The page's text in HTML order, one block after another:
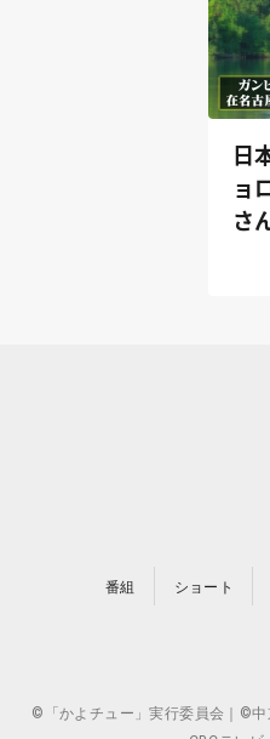
日
ョ
さ
番組 ショート
©「かよチュー」実行委員会｜©